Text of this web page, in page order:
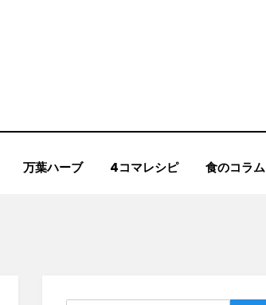
万葉ハーブ 4コマレシピ 食のコラム